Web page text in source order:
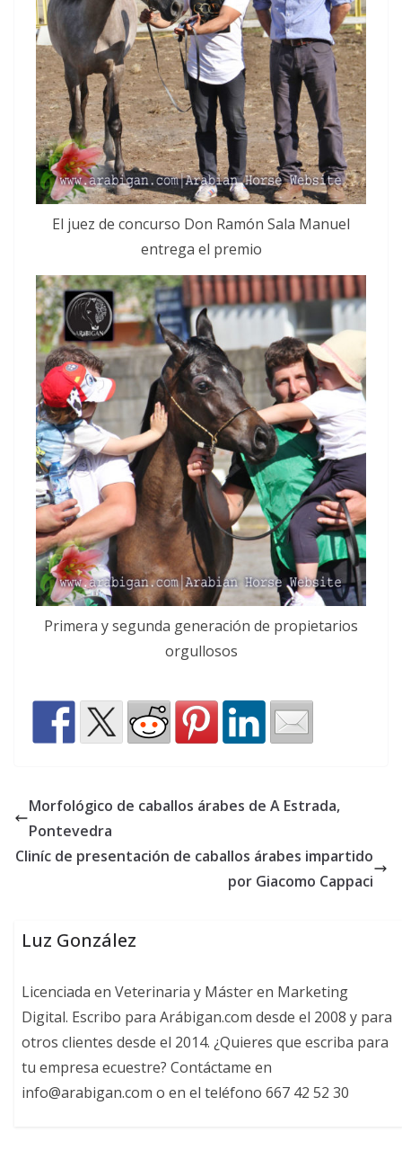
El juez de concurso Don Ramón Sala Manuel
entrega el premio
Primera y segunda generación de propietarios
orgullosos
Morfológico de caballos árabes de A Estrada,
Pontevedra
Cliníc de presentación de caballos árabes impartido
por Giacomo Cappaci
Luz González
Licenciada en Veterinaria y Máster en Marketing
Digital. Escribo para Arábigan.com desde el 2008 y para
otros clientes desde el 2014. ¿Quieres que escriba para
tu empresa ecuestre? Contáctame en
info@arabigan.com o en el teléfono 667 42 52 30